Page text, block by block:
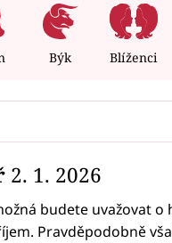
Býk Blíženci
2. 1. 2026
budete uvažovat o
Pravděpodobně